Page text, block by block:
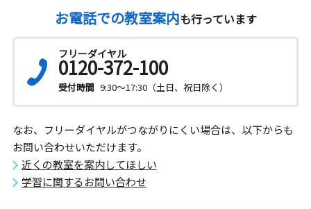
お電話での教室案内も行っています
フリーダイヤル
0120-372-100
受付時間 9:30～17:30（土日、祝日除く）
なお、フリーダイヤルがつながりにくい場合は、以下からも
お問い合わせいただけます。
近くの教室を案内してほしい
学習に関するお問い合わせ